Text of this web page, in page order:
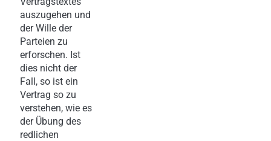
auszugehen und
der Wille der
Parteien zu
erforschen. Ist
dies nicht der
Fall, so ist ein
Vertrag so zu
verstehen, wie es
der Übung des
redlichen